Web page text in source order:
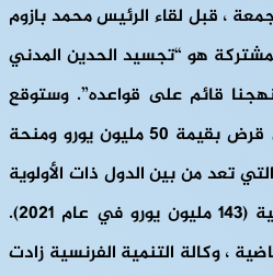
، قبل لقاء الرئيس محمد بازوم
هو “تجسيد الحدين المدني
قائم على قواعده”. وستوقع
نيامي خلال هذه الزيارة على قرض بقيمة 50 مليون يورو ومنحة
التي تعد من بين الدول ذات الأولوية
(143 مليون يورو في عام 2021)
.
، وكالة التنمية الفرنسية زادت